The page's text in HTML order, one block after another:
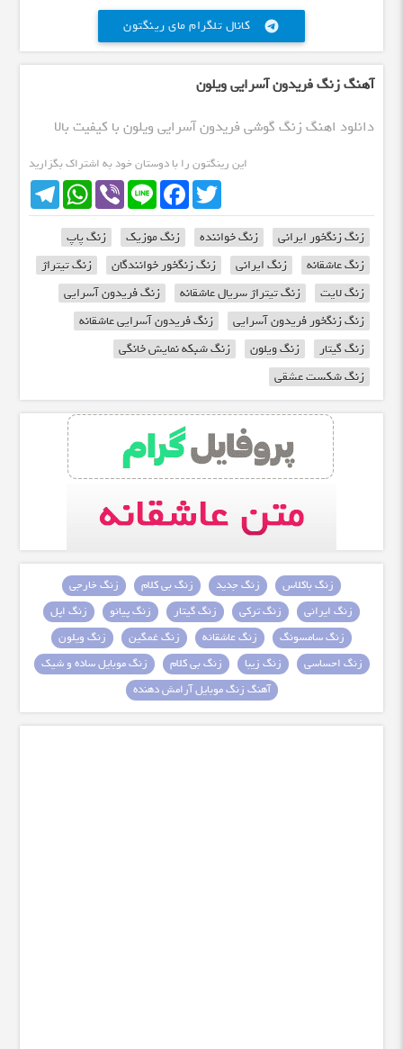
کانال تلگرام مای رینگتون telegram
آهنگ زنگ فریدون آسرایی ویلون
دانلود اهنگ زنگ گوشی فریدون آسرایی ویلون با کیفیت بالا
این رینگتون را با دوستان خود به اشتراک بگزارید
TelegramWhatsApp Viber Line
FacebookTwitter
زنگ زنگخور ایرانی زنگ خواننده زنگ موزیک
زنگ پاپ
زنگ عاشقانه
زنگ ایرانی زنگ زنگخور خوانندگان
زنگ تیتراژ
زنگ لایت
زنگ تیتراژ سریال عاشقانه
زنگ فریدون آسرایی
زنگ زنگخور فریدون آسرایی
زنگ فریدون آسرایی عاشقانه
زنگ گیتار
زنگ ویلون
زنگ شبکه نمایش خانگی
زنگ شکست عشقی
زنگ باکلاس زنگ جدید زنگ بی کلام
زنگ خارجی
زنگ ایرانی
زنگ ترکی زنگ گیتار زنگ پیانو
زنگ اپل
زنگ سامسونگ
زنگ عاشقانه زنگ غمگین
زنگ ویلون
زنگ احساسی
زنگ زیبا زنگ بی کلام
زنگ موبایل ساده و شیک
آهنگ زنگ موبایل آرامش دهنده